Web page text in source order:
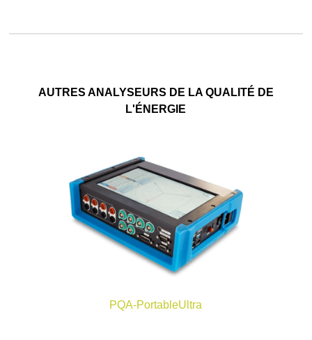
AUTRES ANALYSEURS DE LA QUALITÉ DE
L'ÉNERGIE
PQA-PortableUltra